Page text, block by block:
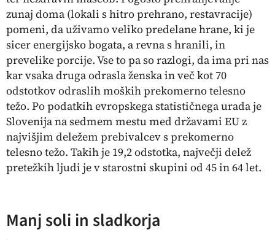
zunaj doma (lokali s hitro prehrano, restavracije)
pomeni, da uživamo veliko predelane hrane, ki je
sicer energijsko bogata, a revna s hranili, in
prevelike porcije. Vse to pa so razlogi, da ima pri nas
kar vsaka druga odrasla ženska in več kot 70
odstotkov odraslih moških prekomerno telesno
težo. Po podatkih evropskega statističnega urada je
Slovenija na sedmem mestu med državami EU z
najvišjim deležem prebivalcev s prekomerno
telesno težo. Takih je 19,2 odstotka, največji delež
pretežkih ljudi je v starostni skupini od 45 in 64 let.
Manj soli in sladkorja